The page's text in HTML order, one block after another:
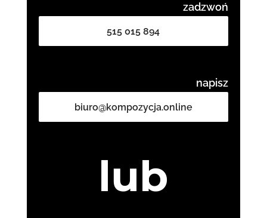
zadzwoń
515 015 894
napisz
biuro@kompozycja.online
lub